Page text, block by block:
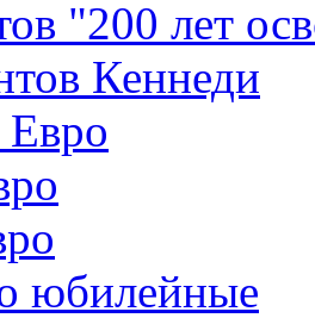
"200 лет
Кеннеди
юбилейные